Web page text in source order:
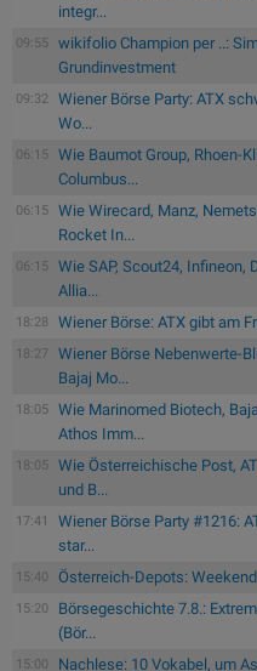
integr...
09:55
wikifolio Champion per ..:
Grundinvestment
09:32
Wiener Börse Party: ATX
Wo...
06:15
Wie Baumot Group, Rhoen-
Columbus...
06:15
Wie Wirecard, Manz,
Rocket In...
06:15
Wie SAP, Scout24, Infineon,
Allia...
18:28 Wiener Börse: ATX gibt am
18:27
Wiener Börse Nebenwerte-
Bajaj Mo...
18:05
Wie Marinomed Biotech,
Athos Imm...
18:05
Wie Österreichische Post,
und B...
17:41
Wiener Börse Party #1216:
star...
15:40 Österreich-Depots:
15:20
Börsegeschichte 7.8.:
(Bör...
15:00 Nachlese: 10 Vokabel, um